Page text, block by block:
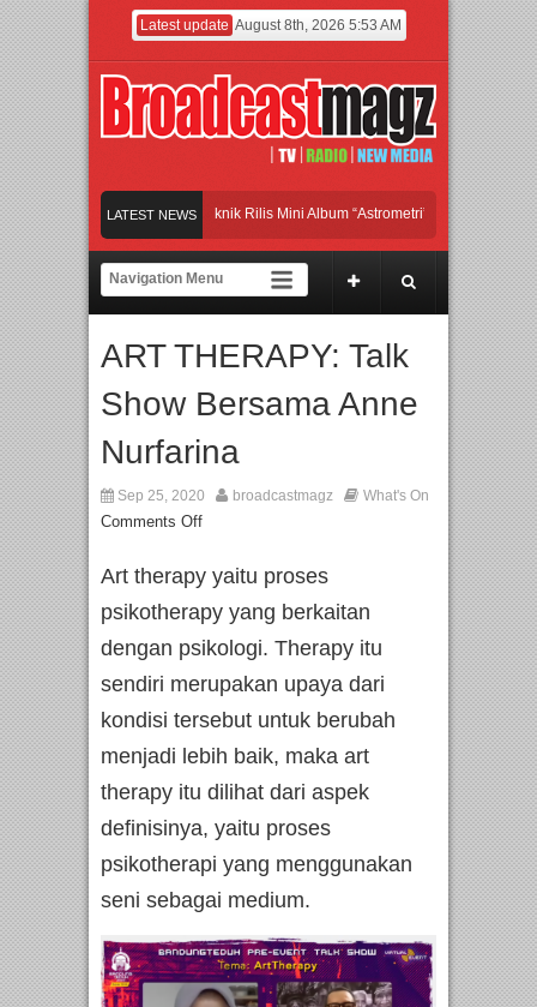
Latest update August 8th, 2026 5:53 AM
LATEST NEWS
Britpop Asal Bogor Piknik Rilis Mini Album “Astrometri” Meramaikan
Gerbang Inovasi dan Peluang Bisnis Industri Gifts dan Housewares Asia
ART THERAPY: Talk
Show Bersama Anne
Nurfarina
Sep 25, 2020 broadcastmagz What's On
Comments Off
Art therapy yaitu proses
psikotherapy yang berkaitan
dengan psikologi. Therapy itu
sendiri merupakan upaya dari
kondisi tersebut untuk berubah
menjadi lebih baik, maka art
therapy itu dilihat dari aspek
definisinya, yaitu proses
psikotherapi yang menggunakan
seni sebagai medium.